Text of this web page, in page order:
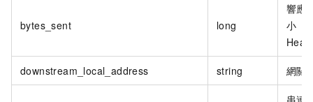
bytes_sent long
響應
小（
downstream_local_address string 網關
串連